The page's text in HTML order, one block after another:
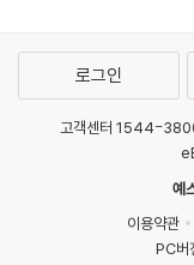
로그인
고객센터 1544-
예
이용약관
PC버